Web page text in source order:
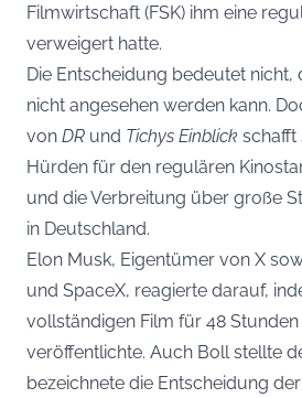
Filmwirtschaft (FSK) ihm eine
verweigert hatte.
Die Entscheidung bedeutet nicht,
nicht angesehen werden kann.
von DR und Tichys Einblick schafft
Hürden für den regulären
und die Verbreitung über große
in Deutschland.
Elon Musk, Eigentümer von X
und SpaceX, reagierte darauf,
vollständigen Film für 48
veröffentlichte. Auch Boll stellte
bezeichnete die Entscheidung der